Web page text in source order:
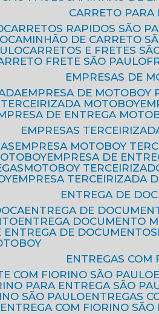
CARRETO PARA
CARRETOS RAPIDOS SÃO
CAMINHÃO DE CARRETO
CARRETOS E FRETES
FRETE SÃO PAULO
EMPRESAS DE
EMPRESA DE MOTOBOY
TERCEIRIZADA MOTOBOY
DE ENTREGA
EMPRESAS
EMPRESA MOTOBOY
EMPRESA DE
MOTOBOY
EMPRESA TERCEIRIZADA
ENTREGA DE
ENTREGA DE
ENTREGA DOCUMENTO
ENTREGA DE DOCUMENTOS
ENTREGAS
COM FIORINO SÃO PAULO
PARA ENTREGA SÃO
SÃO PAULO
ENTREGAS
ENTREGA COM FIORINO